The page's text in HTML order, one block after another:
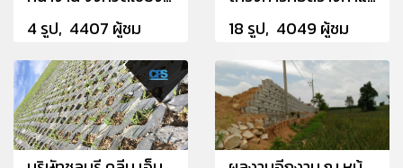
4 รูป, 4407 ผู้ชม
18 รูป, 4049 ผู้ชม